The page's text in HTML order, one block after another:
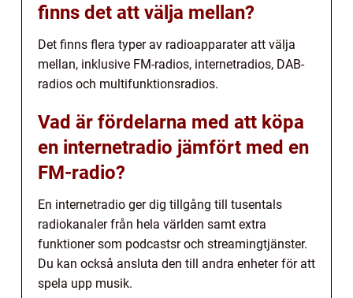
finns det att välja mellan?
Det finns flera typer av radioapparater att välja
mellan, inklusive FM-radios, internetradios, DAB-
radios och multifunktionsradios.
Vad är fördelarna med att köpa
en internetradio jämfört med en
FM-radio?
En internetradio ger dig tillgång till tusentals
radiokanaler från hela världen samt extra
funktioner som podcastsr och streamingtjänster.
Du kan också ansluta den till andra enheter för att
spela upp musik.